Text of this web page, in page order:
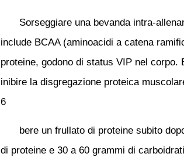
Sorseggiare una bevanda intra-
include BCAA (aminoacidi a catena
proteine, godono di status VIP nel
inibire la disgregazione proteica
6
bere un frullato di proteine ​​subito
di proteine ​​e 30 a 60 grammi di